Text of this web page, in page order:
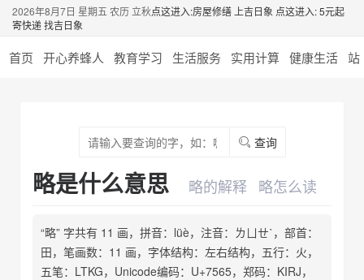
2026年8月7日 星期五 农历 立秋点这进入:房屋修缮 上吉日象 点这进入: 5元起
寄快递 找吉日象
首页 开心养蜂人 教育学习 生活服务 实用计算 健康生活 站
查询
略是什么意思 略的解释 略怎么读
“略” 字共有 11 画，拼音：lüè，注音：ㄌㄩㄝˋ，部首：
田，笔画数：11 画，字体结构：左右结构，五行：火，
五笔：LTKG，Unicode编码：U+7565，郑码：KIRJ，